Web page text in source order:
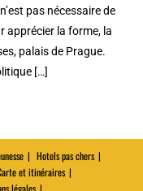
pas nécessaire de
apprécier la forme, la
palais de Prague.
[…]
Hotels pas chers
et itinéraires